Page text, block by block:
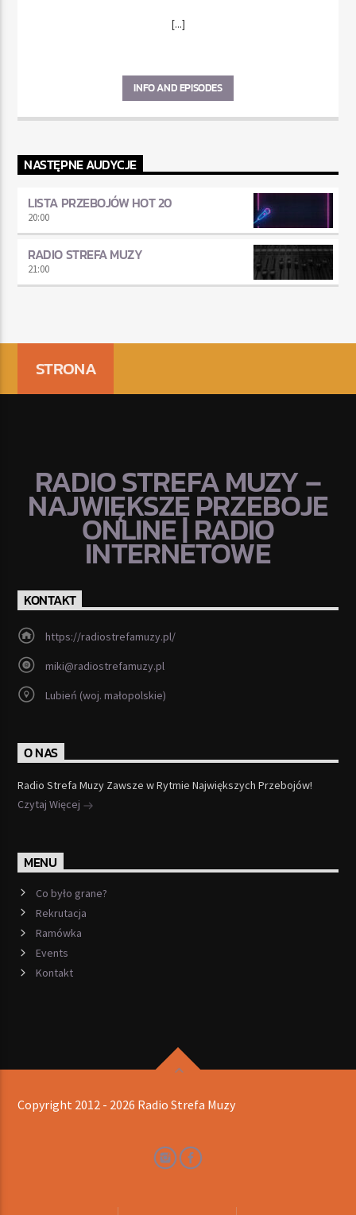
[...]
INFO AND EPISODES
NASTĘPNE AUDYCJE
LISTA PRZEBOJÓW HOT 20
20:00
RADIO STREFA MUZY
21:00
STRONA
RADIO STREFA MUZY –
NAJWIĘKSZE PRZEBOJE
ONLINE | RADIO
INTERNETOWE
KONTAKT
https://radiostrefamuzy.pl/
miki@radiostrefamuzy.pl
Lubień (woj. małopolskie)
O NAS
Radio Strefa Muzy Zawsze w Rytmie Największych Przebojów!
Czytaj Więcej
MENU
Co było grane?
Rekrutacja
Ramówka
Events
Kontakt
Copyright 2012 - 2026 Radio Strefa Muzy